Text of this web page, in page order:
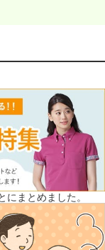
まとめました。